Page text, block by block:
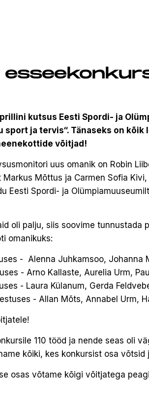
kutsus Eesti Spordi- ja
sport ja tervis“. Tänaseks on
võitjad!
uus omanik on Robin
Markus Mõttus ja Carmen Sofia
Eesti Spordi- ja
oli palju, siis soovime tunnustada
omanikuks:
- Alenna Juhkamsoo, Johanna
- Arno Kallaste, Aurelia Urm,
- Laura Külanum, Gerda
- Allan Mõts, Annabel Urm,
110 tööd ja nende seas oli
kõiki, kes konkursist osa
osas võtame kõigi võitjatega